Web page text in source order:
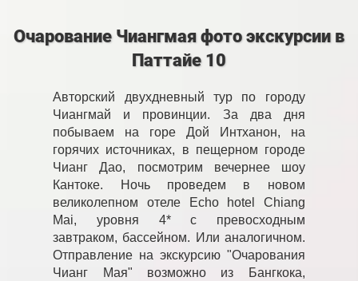
Очарование Чиангмая фото экскурсии в
Паттайе 10
Авторский двухдневный тур по городу
Чиангмай и провинции. За два дня
побываем на горе Дой Интханон, на
горячих источниках, в пещерном городе
Чианг Дао, посмотрим вечернее шоу
Кантоке. Ночь проведем в новом
великолепном отеле Echo hotel Chiang
Mai, уровня 4* с превосходным
завтраком, бассейном. Или аналогичном.
Отправление на экскурсию "Очарования
Чианг Мая" возможно из Бангкока,